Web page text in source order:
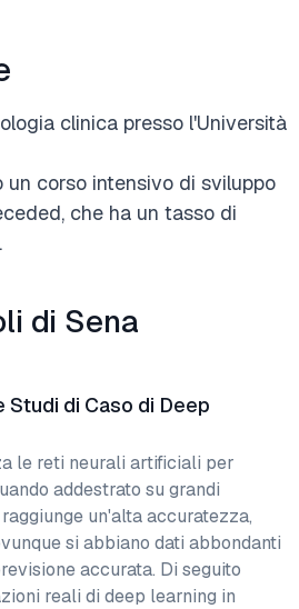
clinica presso l'Università
un corso intensivo di sviluppo
che ha un tasso di
di Sena
Studi di Caso di Deep
le reti neurali artificiali per
addestrato su grandi
un'alta accuratezza,
si abbiano dati abbondanti
accurata. Di seguito
reali di deep learning in